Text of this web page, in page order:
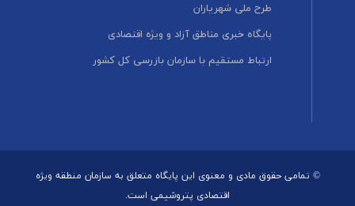
طرح ملی شهریاران
پایگاه خبری مناطق آزاد و ویژه اقتصادی
ارتباط مستقیم با سازمان بازرسی کل کشور
© تمامی حقوق مادی و معنوی این پایگاه متعلق به سازمان منطقه ویژه
اقتصادی پتروشیمی است.